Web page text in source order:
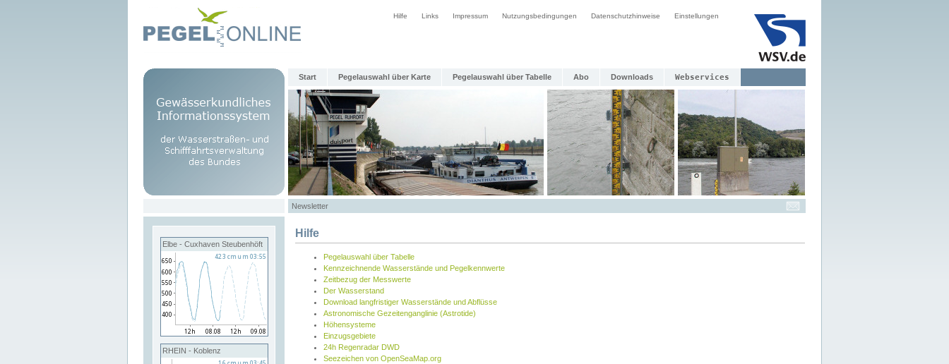
Hilfe Links Impressum Nutzungsbedingungen Datenschutzhinweise Einstellungen
Start Pegelauswahl über Karte Pegelauswahl über Tabelle Abo Downloads Webservices
Newsletter
Elbe - Cuxhaven Steubenhöft
RHEIN - Koblenz
Hilfe
Pegelauswahl über Tabelle
Kennzeichnende Wasserstände und Pegelkennwerte
Zeitbezug der Messwerte
Der Wasserstand
Download langfristiger Wasserstände und Abflüsse
Astronomische Gezeitenganglinie (Astrotide)
Höhensysteme
Einzugsgebiete
24h Regenradar DWD
Seezeichen von OpenSeaMap.org